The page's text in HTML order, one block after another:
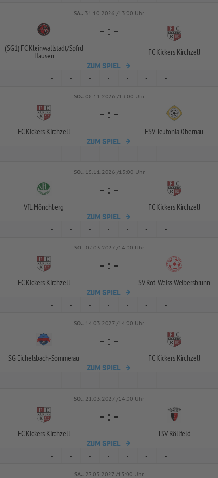
SA.. 31.10.2026 /13:00 Uhr
(SG1) FC Kleinwallstadt/Spfrd
Hausen
- : -
FC Kickers Kirchzell
ZUM SPIEL
- - - - - - -
SO.. 08.11.2026 /13:00 Uhr
FC Kickers Kirchzell
- : -
FSV Teutonia Obernau
ZUM SPIEL
- - - - - - -
SO.. 15.11.2026 /13:00 Uhr
VfL Mönchberg
- : -
FC Kickers Kirchzell
ZUM SPIEL
- - - - - - -
SO.. 07.03.2027 /14:00 Uhr
FC Kickers Kirchzell
- : -
SV Rot-Weiss Weibersbrunn
ZUM SPIEL
- - - - - - -
SO.. 14.03.2027 /14:00 Uhr
SG Eichelsbach-Sommerau
- : -
FC Kickers Kirchzell
ZUM SPIEL
- - - - - - -
SO.. 21.03.2027 /14:00 Uhr
FC Kickers Kirchzell
- : -
TSV Röllfeld
ZUM SPIEL
- - - - - - -
SA.. 27.03.2027 /15:00 Uhr